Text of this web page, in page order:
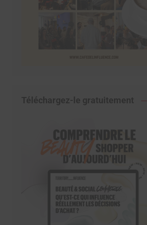
Téléchargez-le gratuitement